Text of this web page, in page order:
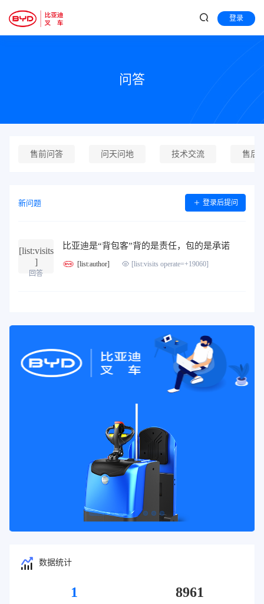
登录
问答
售前问答 问天问地 技术交流 售后
新问题 登录后提问
[list:visits
]
回答
比亚迪是“背包客”背的是责任，包的是承诺
[list:author] [list:visits operate=+19060]
数据统计
1 8961